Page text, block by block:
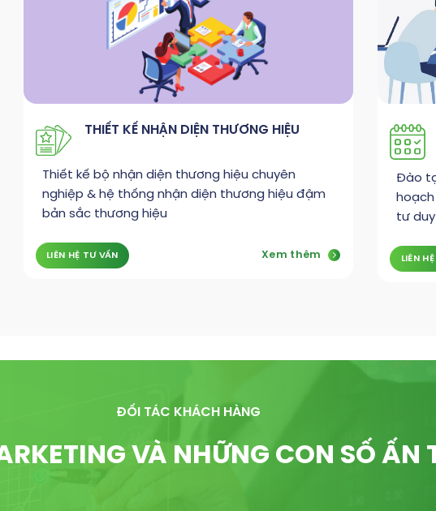
THIẾT KẾ NHẬN DIỆN THƯƠNG HIỆU
Thiết kế bộ nhận diện thương hiệu chuyên
nghiệp & hệ thống nhận diện thương hiệu đậm
bản sắc thương hiệu
LIÊN HỆ TƯ VẤN Xem thêm
Đào
tư
LIÊN
ĐỐI TÁC KHÁCH HÀNG
VÀ NHỮNG CON SỐ ẤN